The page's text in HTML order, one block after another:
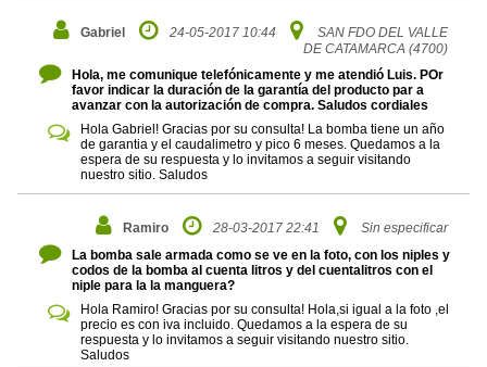
Gabriel 24-05-2017 10:44
SAN FDO DEL VALLE
DE CATAMARCA (4700)
Hola, me comunique telefónicamente y me atendió Luis. POr
favor indicar la duración de la garantía del producto par a
avanzar con la autorización de compra. Saludos cordiales
Hola Gabriel! Gracias por su consulta! La bomba tiene un año
de garantia y el caudalimetro y pico 6 meses. Quedamos a la
espera de su respuesta y lo invitamos a seguir visitando
nuestro sitio. Saludos
Ramiro 28-03-2017 22:41
Sin especificar
La bomba sale armada como se ve en la foto, con los niples y
codos de la bomba al cuenta litros y del cuentalitros con el
niple para la la manguera?
Hola Ramiro! Gracias por su consulta! Hola,si igual a la foto ,el
precio es con iva incluido. Quedamos a la espera de su
respuesta y lo invitamos a seguir visitando nuestro sitio.
Saludos